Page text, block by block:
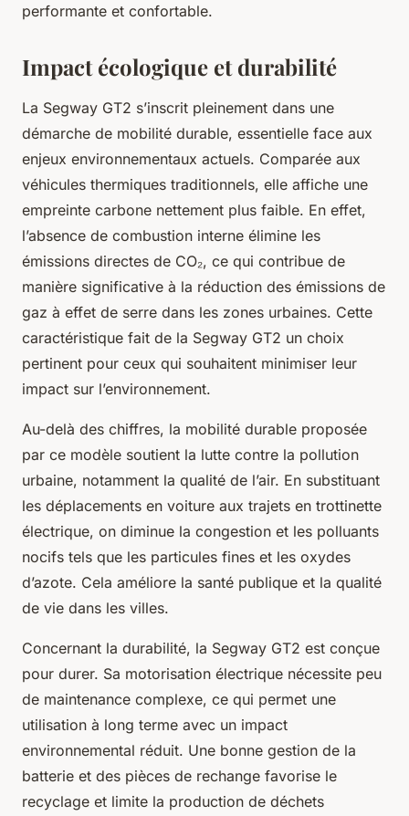
performante et confortable.
Impact écologique et durabilité
La Segway GT2 s’inscrit pleinement dans une
démarche de mobilité durable, essentielle face aux
enjeux environnementaux actuels. Comparée aux
véhicules thermiques traditionnels, elle affiche une
empreinte carbone nettement plus faible. En effet,
l’absence de combustion interne élimine les
émissions directes de CO₂, ce qui contribue de
manière significative à la réduction des émissions de
gaz à effet de serre dans les zones urbaines. Cette
caractéristique fait de la Segway GT2 un choix
pertinent pour ceux qui souhaitent minimiser leur
impact sur l’environnement.
Au-delà des chiffres, la mobilité durable proposée
par ce modèle soutient la lutte contre la pollution
urbaine, notamment la qualité de l’air. En substituant
les déplacements en voiture aux trajets en trottinette
électrique, on diminue la congestion et les polluants
nocifs tels que les particules fines et les oxydes
d’azote. Cela améliore la santé publique et la qualité
de vie dans les villes.
Concernant la durabilité, la Segway GT2 est conçue
pour durer. Sa motorisation électrique nécessite peu
de maintenance complexe, ce qui permet une
utilisation à long terme avec un impact
environnemental réduit. Une bonne gestion de la
batterie et des pièces de rechange favorise le
recyclage et limite la production de déchets